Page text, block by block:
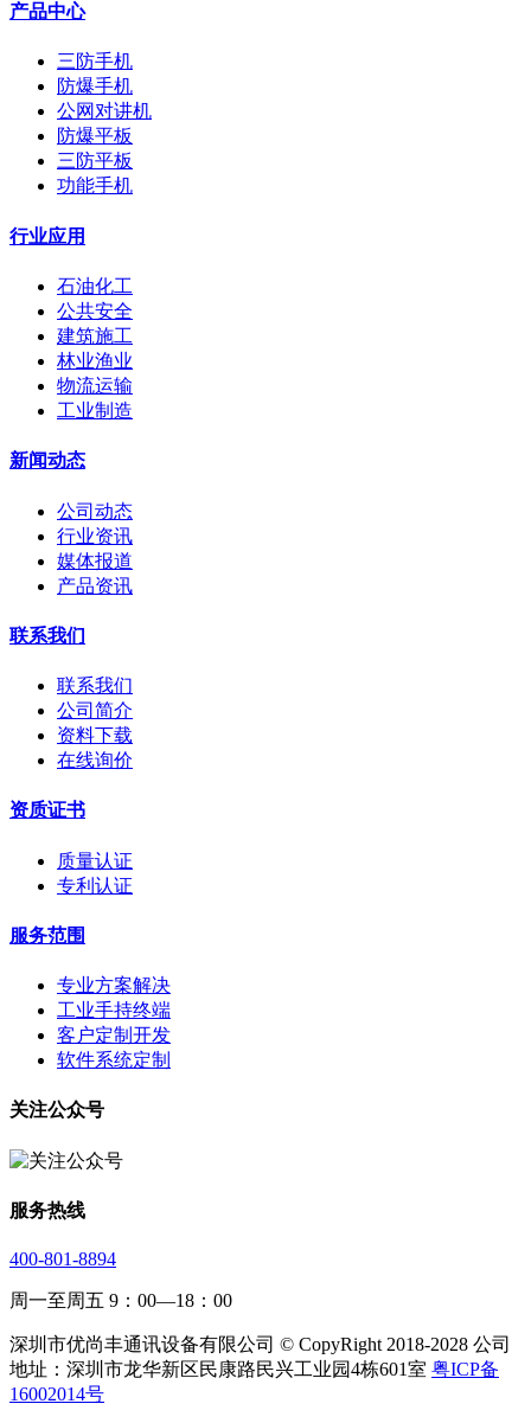
产品中心
三防手机
防爆手机
公网对讲机
防爆平板
三防平板
功能手机
行业应用
石油化工
公共安全
建筑施工
林业渔业
物流运输
工业制造
新闻动态
公司动态
行业资讯
媒体报道
产品资讯
联系我们
联系我们
公司简介
资料下载
在线询价
资质证书
质量认证
专利认证
服务范围
专业方案解决
工业手持终端
客户定制开发
软件系统定制
关注公众号
服务热线
400-801-8894
周一至周五 9：00—18：00
深圳市优尚丰通讯设备有限公司 © CopyRight 2018-2028 公司
地址：深圳市龙华新区民康路民兴工业园4栋601室 粤ICP备
16002014号